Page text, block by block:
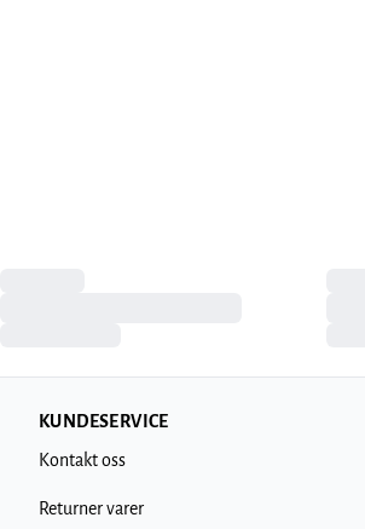
KUNDESERVICE
Kontakt oss
Returner varer